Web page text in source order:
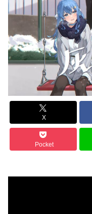
X
Pocket